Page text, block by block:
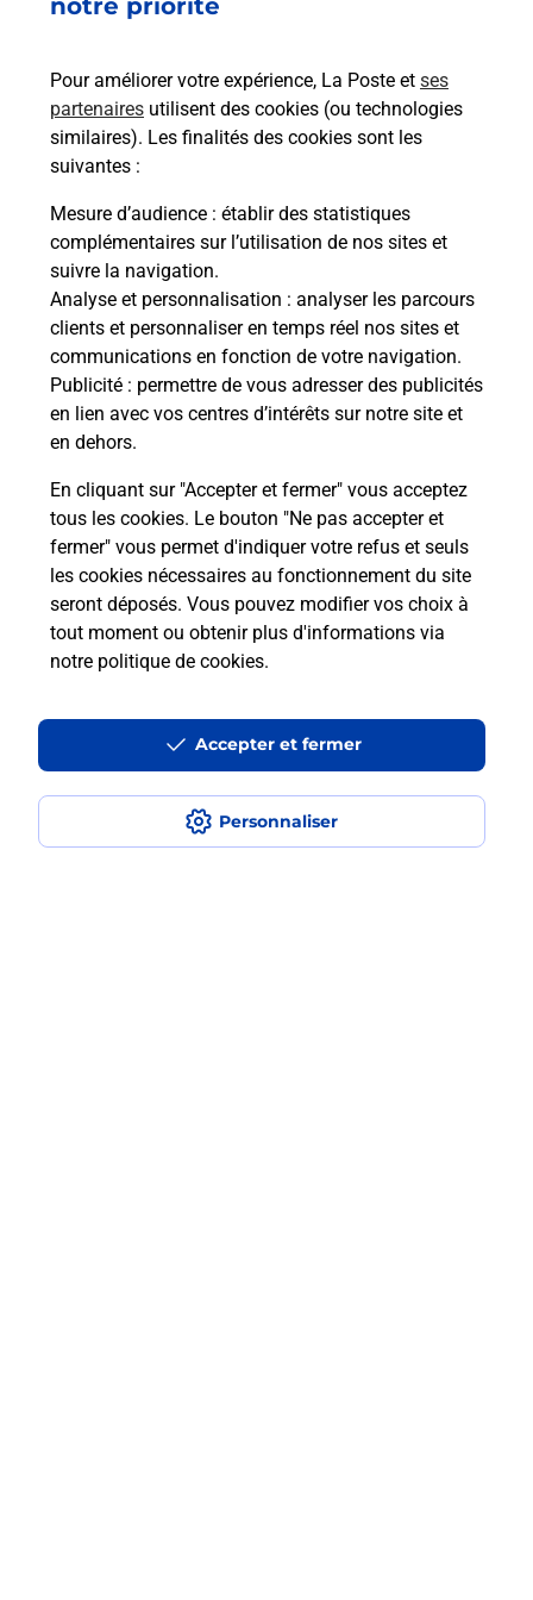
notre priorité
Pour améliorer votre expérience, La Poste et ses
partenaires utilisent des cookies (ou technologies
similaires). Les finalités des cookies sont les
suivantes :
Mesure d’audience : établir des statistiques
complémentaires sur l’utilisation de nos sites et
suivre la navigation.
Analyse et personnalisation : analyser les parcours
clients et personnaliser en temps réel nos sites et
communications en fonction de votre navigation.
Publicité : permettre de vous adresser des publicités
en lien avec vos centres d’intérêts sur notre site et
en dehors.
En cliquant sur "Accepter et fermer" vous acceptez
tous les cookies. Le bouton "Ne pas accepter et
fermer" vous permet d'indiquer votre refus et seuls
les cookies nécessaires au fonctionnement du site
seront déposés. Vous pouvez modifier vos choix à
tout moment ou obtenir plus d'informations via
notre politique de cookies.
Personnaliser
Accepter et fermer
PUTTELANGE AUX LACS
Fermé-ouvre vendredi à 09h00
57510 PUTTELANGE AUX LACS
En savoir plus
Malin !
La Poste
en ligne
Ouvert 24h/24
En savoir plus
Recherchez un autre point de contact
Questions fréquemment posées